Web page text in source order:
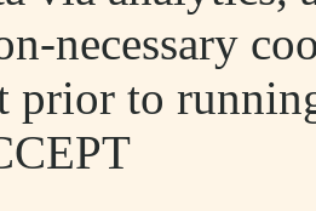
necessary
prior to